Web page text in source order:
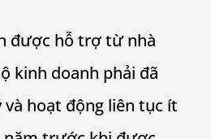
được hỗ trợ từ nhà
kinh doanh phải đã
và hoạt động liên tục ít